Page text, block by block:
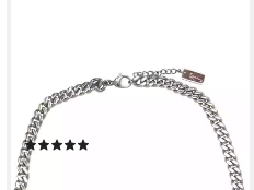
Halsreif Karl Kani KK Retro
Kani Plate Cubanlink Necklace
30,95 €